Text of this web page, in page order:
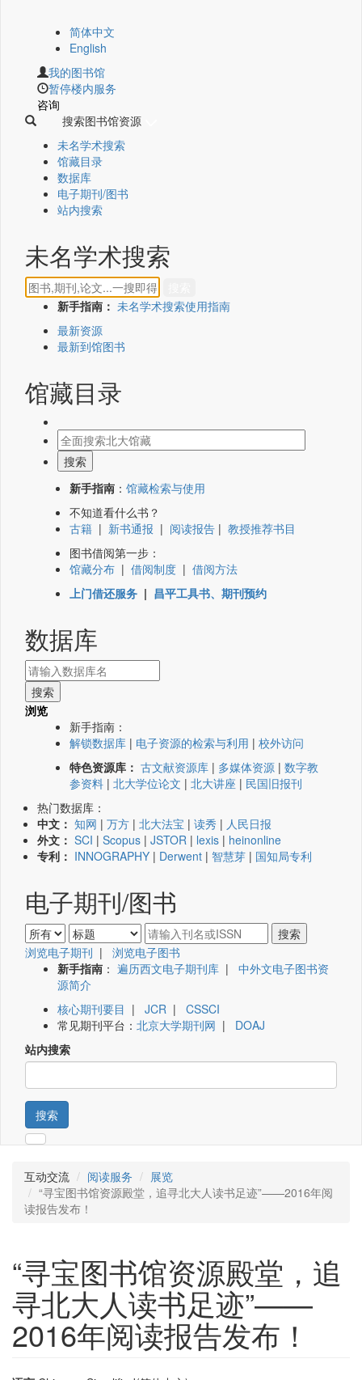
简体中文
English
我的图书馆
暂停楼内服务
咨询
搜索图书馆资源
未名学术搜索
馆藏目录
数据库
电子期刊/图书
站内搜索
未名学术搜索
新手指南： 未名学术搜索使用指南
最新资源
最新到馆图书
馆藏目录
新手指南 ： 馆藏检索与使用
不知道看什么书？
古籍 | 新书通报 | 阅读报告 | 教授推荐书目
图书借阅第一步：
馆藏分布 | 借阅制度 | 借阅方法
上门借还服务 | 昌平工具书、期刊预约
数据库
浏览
新手指南：
解锁数据库 | 电子资源的检索与利用 | 校外访问
特色资源库： 古文献资源库 | 多媒体资源 | 数字教
参资料 | 北大学位论文 | 北大讲座 | 民国旧报刊
热门数据库：
中文： 知网 | 万方 | 北大法宝 | 读秀 | 人民日报
外文： SCI | Scopus | JSTOR | lexis | heinonline
专利： INNOGRAPHY | Derwent | 智慧芽 | 国知局专利
电子期刊/图书
浏览电子期刊 | 浏览电子图书
新手指南 ： 遍历西文电子期刊库 | 中外文电子图书资
源简介
核心期刊要目 | JCR | CSSCI
常见期刊平台： 北京大学期刊网 | DOAJ
站内搜索
搜索
互动交流 阅读服务
展览
“寻宝图书馆资源殿堂，追寻北大人读书足迹”——2016年阅
读报告发布！
“寻宝图书馆资源殿堂，追
寻北大人读书足迹”——
2016年阅读报告发布！